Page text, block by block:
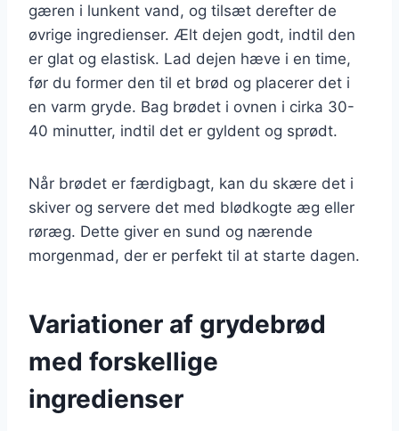
gæren i lunkent vand, og tilsæt derefter de
øvrige ingredienser. Ælt dejen godt, indtil den
er glat og elastisk. Lad dejen hæve i en time,
før du former den til et brød og placerer det i
en varm gryde. Bag brødet i ovnen i cirka 30-
40 minutter, indtil det er gyldent og sprødt.
Når brødet er færdigbagt, kan du skære det i
skiver og servere det med blødkogte æg eller
røræg. Dette giver en sund og nærende
morgenmad, der er perfekt til at starte dagen.
Variationer af grydebrød
med forskellige
ingredienser